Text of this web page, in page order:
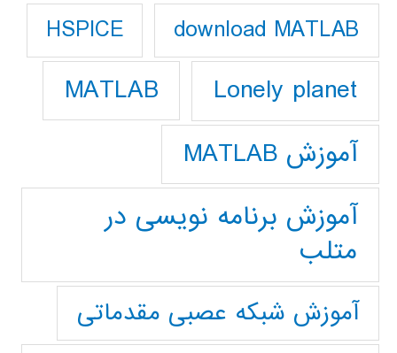
download MATLAB
HSPICE
Lonely planet
MATLAB
آموزش MATLAB
آموزش برنامه نویسی در
متلب
آموزش شبکه عصبی مقدماتی